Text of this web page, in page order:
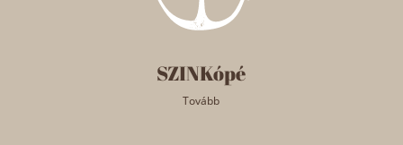
SZINKópé
Tovább